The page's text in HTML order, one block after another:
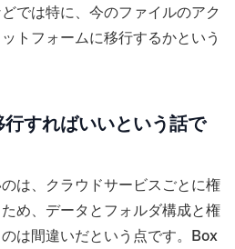
では特に、今のファイルのアク
トフォームに移行するかという
すればいいという話で
は、クラウドサービスごとに権
め、データとフォルダ構成と権
は間違いだという点です。Box